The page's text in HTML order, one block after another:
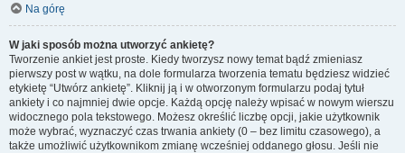
Na górę
W jaki sposób można utworzyć ankietę?
Tworzenie ankiet jest proste. Kiedy tworzysz nowy temat bądź zmieniasz
pierwszy post w wątku, na dole formularza tworzenia tematu będziesz widzieć
etykietę “Utwórz ankietę”. Kliknij ją i w otworzonym formularzu podaj tytuł
ankiety i co najmniej dwie opcje. Każdą opcję należy wpisać w nowym wierszu
widocznego pola tekstowego. Możesz określić liczbę opcji, jakie użytkownik
może wybrać, wyznaczyć czas trwania ankiety (0 – bez limitu czasowego), a
także umożliwić użytkownikom zmianę wcześniej oddanego głosu. Jeśli nie